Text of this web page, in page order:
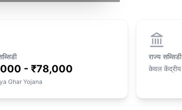
- ₹78,000
Ghar Yojana
राज्य सब्सिडी
केवल केंद्रीय